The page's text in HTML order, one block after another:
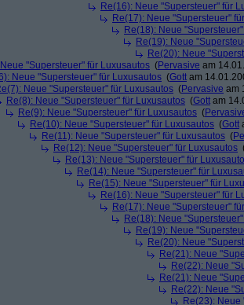
Re(16): Neue "Supersteuer" für
Re(17): Neue "Supersteuer"
Re(18): Neue
Re(19): Neue
Re(20): Neue
"Supersteuer" für Luxusautos (Pervasive am
Neue "Supersteuer" für Luxusautos (Gott am
Neue "Supersteuer" für Luxusautos (Pervasive am
Re(8): Neue "Supersteuer" für Luxusautos (Gott am
Re(9): Neue "Supersteuer" für Luxusautos (
Re(10): Neue "Supersteuer" für Luxusautos (Gott
Re(11): Neue "Supersteuer" für Luxusautos (
Re(12): Neue "Supersteuer" für Luxusautos
Re(13): Neue "Supersteuer" für
Re(14): Neue "Supersteuer" für
Re(15): Neue "Supersteuer" für
Re(16): Neue "Supersteuer" für
Re(17): Neue "Supersteuer"
Re(18): Neue
Re(19): Neue
Re(20): Neue
Re(21): Neue
Re(22): Neue
Re(21): Neue
Re(22): Neue
Re(23):